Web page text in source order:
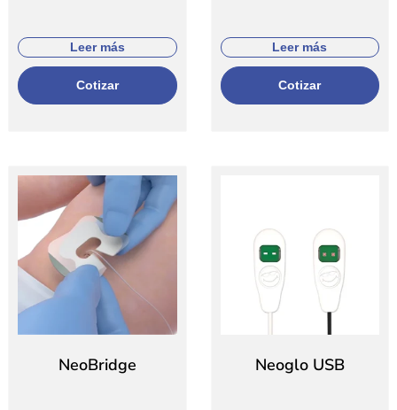
Leer más
Cotizar
Leer más
Cotizar
NeoBridge Neoglo USB